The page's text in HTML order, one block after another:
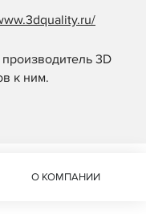
3D
к ним.
О КОМПАНИИ